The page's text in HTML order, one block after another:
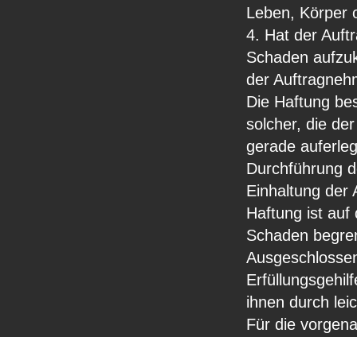
Leben, Körper
4. Hat der
Schaden
der
Die Haftung
solcher, die
gerade
Durchführung
Einhaltung der
Haftung ist auf
Schaden
ihnen durch
Für die